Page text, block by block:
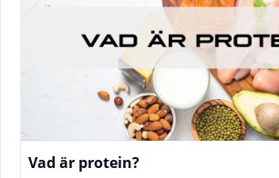
Vad är protein?